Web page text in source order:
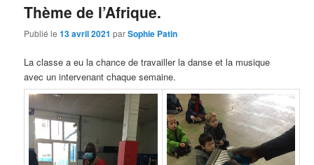
Thème de l’Afrique.
Publié le13 avril 2021 parSophie Patin
La classe a eu la chance de travailler la danse et la musique
avec un intervenant chaque semaine.